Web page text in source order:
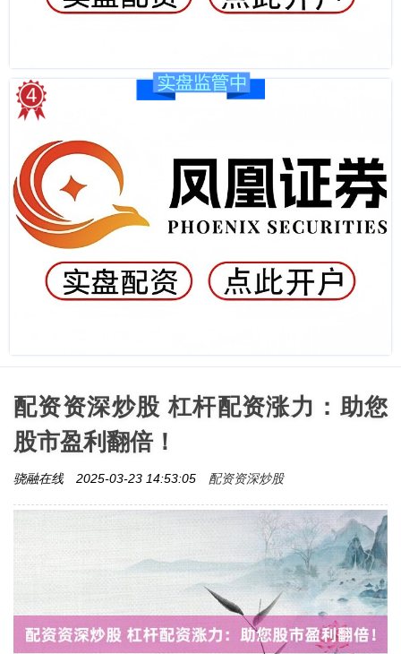
配资资深炒股 杠杆配资涨力：助您
股市盈利翻倍！
骁融在线 2025-03-23 14:53:05 配资资深炒股